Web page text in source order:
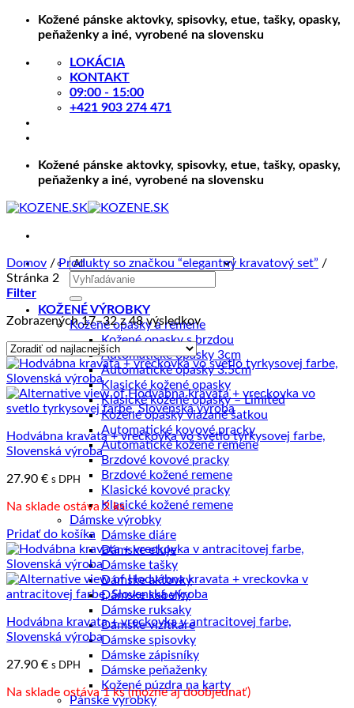
Skip
Kožené pánske aktovky, spisovky, etue, tašky, opasky,
peňaženky a iné, vyrobené na slovensku
LOKÁCIA
KONTAKT
09:00 - 15:00
+421 903 274 471
Kožené pánske aktovky, spisovky, etue, tašky, opasky,
peňaženky a iné, vyrobené na slovensku
Hľadať:
KOŽENÉ VÝROBKY
Kožené opasky a remene
Kožené opasky s brzdou
Automatické opasky 3cm
Automatické opasky 3.5cm
Klasické kožené opasky
Klasické kožené opasky – Limited
Kožené opasky viazané šatkou
Automatické kovové pracky
Automatické kožené remene
Brzdové kovové pracky
Brzdové kožené remene
Klasické kovové pracky
Klasické kožené remene
Dámske výrobky
Dámske diáre
Dámske etuje
Dámske tašky
Dámske aktovky
Dámske kabelky
Dámske ruksaky
Dámske vizitkáre
Dámske spisovky
Dámske zápisníky
Dámske peňaženky
Kožené púzdra na karty
Pánske výrobky
Domov / Produkty so značkou “elegantný kravatový set” /
Stránka 2
Filter
Zobrazených 17–32 z 48 výsledkovZoradené
podľa
ceny:
od
najnižšej
po
najvyššiu
Hodvábna kravata + vreckovka vo svetlo tyrkysovej farbe,
Slovenská výroba
27.90 € s DPH
Na sklade ostáva 2 ks
Pridať do košíka
Hodvábna kravata + vreckovka v antracitovej farbe,
Slovenská výroba
27.90 € s DPH
Na sklade ostáva 1 ks (možné aj doobjednať)